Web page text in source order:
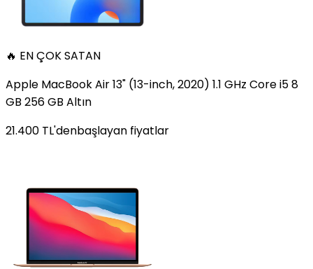
🔥 EN ÇOK SATAN
Apple MacBook Air 13" (13-inch, 2020) 1.1 GHz Core i5 8
GB 256 GB Altın
21.400 TL'denbaşlayan fiyatlar